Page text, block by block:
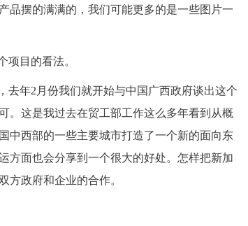
品摆的满满的，我们可能更多的是一些图片一
项目的看法。
去年2月份我们就开始与中国广西政府谈出这个
。这是我过去在贸工部工作这么多年看到从概
中西部的一些主要城市打造了一个新的面向东
方面也会分享到一个很大的好处。怎样把新加
方政府和企业的合作。